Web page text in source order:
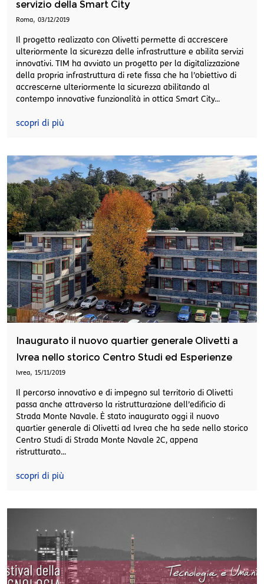
servizio della Smart City
Roma, 03/12/2019
Il progetto realizzato con Olivetti permette di accrescere
ulteriormente la sicurezza delle infrastrutture e abilita servizi
innovativi. TIM ha avviato un progetto per la digitalizzazione
della propria infrastruttura di rete fissa che ha l’obiettivo di
accrescerne ulteriormente la sicurezza abilitando al
contempo innovative funzionalità in ottica Smart City...
scopri di più
Inaugurato il nuovo quartier generale Olivetti a
Ivrea nello storico Centro Studi ed Esperienze
Ivrea, 15/11/2019
Il percorso innovativo e di impegno sul territorio di Olivetti
passa anche attraverso la ristrutturazione dell’edificio di
Strada Monte Navale. È stato inaugurato oggi il nuovo
quartier generale di Olivetti ad Ivrea che ha sede nello storico
Centro Studi di Strada Monte Navale 2C, appena
ristrutturato...
scopri di più